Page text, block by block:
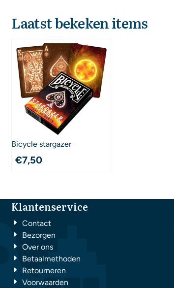
Laatst bekeken items
Bicycle stargazer
€7,50
Klantenservice
Contact
Bezorgen
Over ons
Betaalmethoden
Retourneren
Voorwaarden